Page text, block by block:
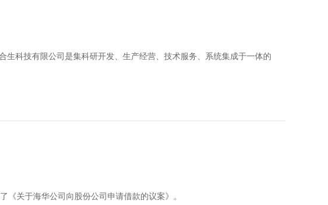
生科技有限公司是集科研开发、生产经营、技术服务、系统集成于一体的
关于海华公司向股份公司申请借款的议案》。